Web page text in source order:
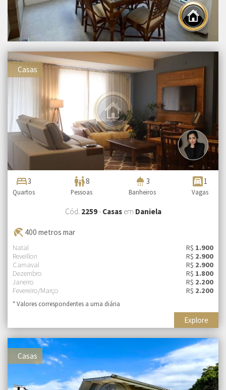
Casas
bed3
Quartos
family_restroom8
Pessoas
shower 3
Banheiros
garage 1
Vagas
Cód. 2259- Casasem Daniela
beach_access 400 metros mar
Natal R$ 1.900
Reveillon
R$ 2.900
Carnaval
R$ 2.900
Dezembro
R$ 1.800
Janeiro
R$ 2.200
Fevereiro/Março
R$ 2.200
* Valores correspondentes a uma diária
Explore
Casas